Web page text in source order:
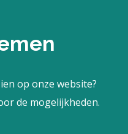
op onze website?
de mogelijkheden.